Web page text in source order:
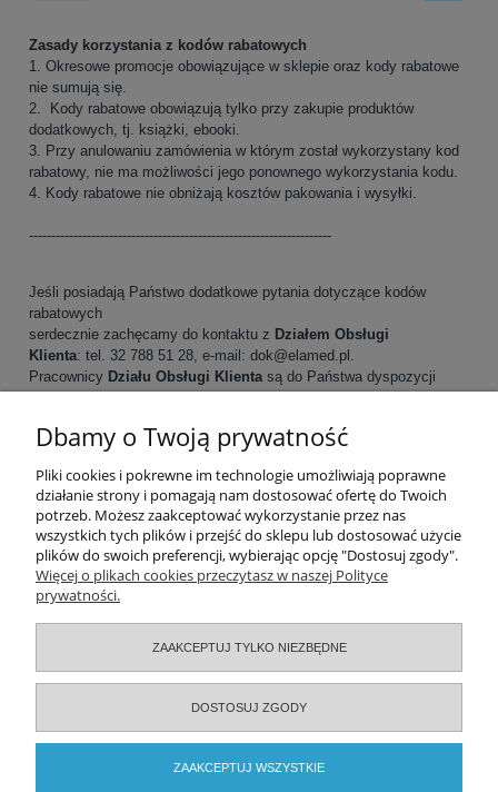
Zasady korzystania z kodów rabatowych
1. Okresowe promocje obowiązujące w sklepie oraz kody rabatowe
nie sumują się.
2. Kody rabatowe obowiązują tylko przy zakupie produktów
dodatkowych, tj. książki, ebooki.
3. Przy anulowaniu zamówienia w którym został wykorzystany kod
rabatowy, nie ma możliwości jego ponownego wykorzystania kodu.
4. Kody rabatowe nie obniżają kosztów pakowania i wysyłki.
--------------------------------------------------------------------
Jeśli posiadają Państwo dodatkowe pytania dotyczące kodów
rabatowych
serdecznie zachęcamy do kontaktu z Działem Obsługi
Klienta: tel. 32 788 51 28, e-mail: dok@elamed.pl
Pracownicy Działu Obsługi Klienta są do Państwa dyspozycji
Moje konto
Zamówienia
Informacje
O nas
Serwisy specjalistyczne
Dbamy o Twoją prywatność
Pliki cookies i pokrewne im technologie umożliwiają poprawne
działanie strony i pomagają nam dostosować ofertę do Twoich
potrzeb. Możesz zaakceptować wykorzystanie przez nas
wszystkich tych plików i przejść do sklepu lub dostosować użycie
plików do swoich preferencji, wybierając opcję "Dostosuj zgody".
Więcej o plikach cookies przeczytasz w naszej Polityce
prywatności.
ZAAKCEPTUJ TYLKO NIEZBĘDNE
DOSTOSUJ ZGODY
ZAAKCEPTUJ WSZYSTKIE